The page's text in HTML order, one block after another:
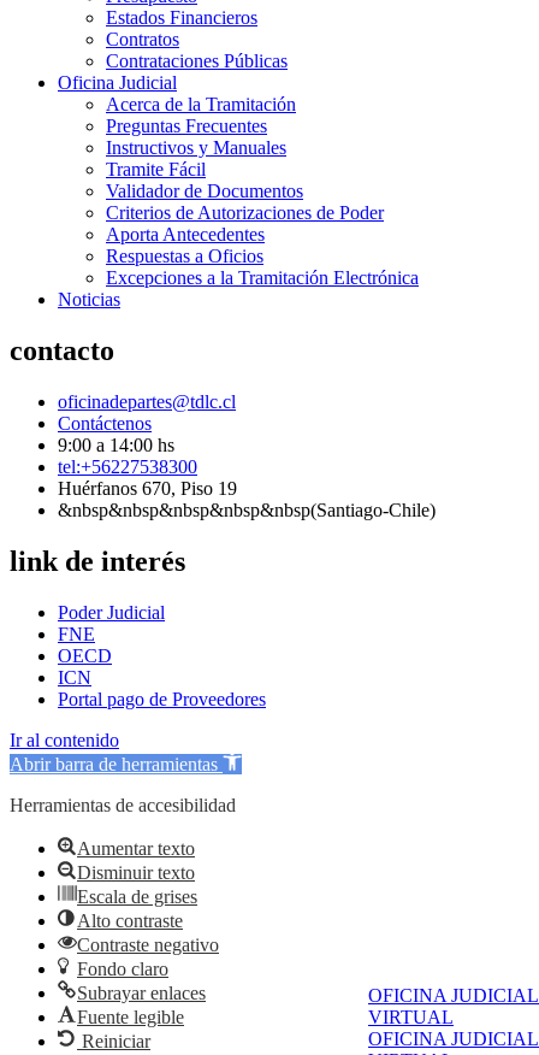
OFICINA JUDICIAL
VIRTUAL
OFICINA JUDICIAL
Estados Financieros
Contratos
Contrataciones Públicas
Oficina Judicial
Acerca de la Tramitación
Preguntas Frecuentes
Instructivos y Manuales
Tramite Fácil
Validador de Documentos
Criterios de Autorizaciones de Poder
Aporta Antecedentes
Respuestas a Oficios
Excepciones a la Tramitación Electrónica
Noticias
contacto
oficinadepartes@tdlc.cl
Contáctenos
9:00 a 14:00 hs
tel:+56227538300
Huérfanos 670, Piso 19
&nbsp&nbsp&nbsp&nbsp&nbsp(Santiago-Chile)
link de interés
Poder Judicial
FNE
OECD
ICN
Portal pago de Proveedores
Ir al contenido
Abrir barra de herramientas
Herramientas de accesibilidad
Aumentar texto
Disminuir texto
Escala de grises
Alto contraste
Contraste negativo
Fondo claro
Subrayar enlaces
Fuente legible
Reiniciar